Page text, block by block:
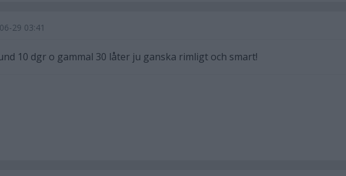
29 03:41
10 dgr o gammal 30 låter ju ganska rimligt och smart!